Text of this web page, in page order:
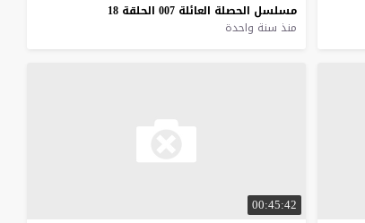
مسلسل الحصلة العائلة 007 الحلقة 18
منذ سنة واحدة
00:45:42